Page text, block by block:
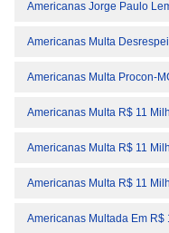
Americanas Jorge Paulo
Americanas Multa
Americanas Multa Procon-
Americanas Multa R$ 11
Americanas Multa R$ 11
Americanas Multa R$ 11
Americanas Multada Em R$